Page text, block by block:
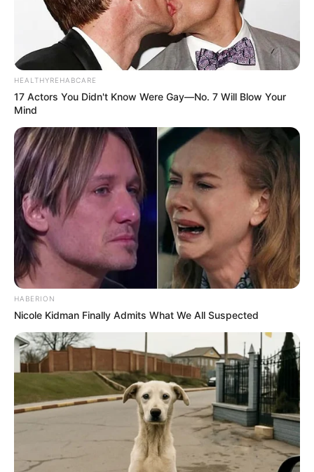
HEALTHYREHABCARE
17 Actors You Didn't Know Were Gay—No. 7 Will Blow Your
Mind
HABERION
Nicole Kidman Finally Admits What We All Suspected